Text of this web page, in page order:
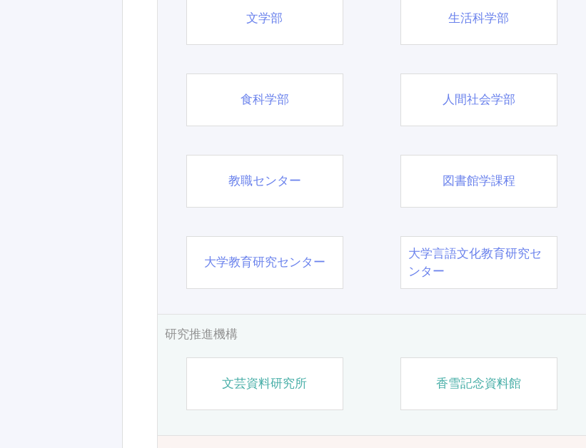
文学部 生活科学部
食科学部 人間社会学部
教職センター 図書館学課程
大学教育研究センター
大学言語文化教育研究セ
ンター
研究推進機構
文芸資料研究所 香雪記念資料館